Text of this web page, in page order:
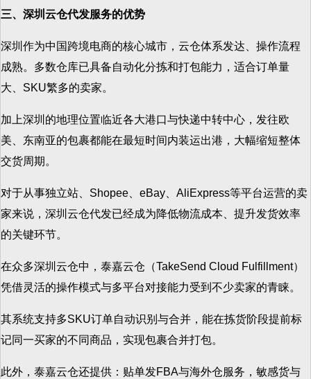
三、深圳云仓代发服务的优势
深圳作为中国跨境电商的核心城市，云仓体系发达、操作流程
成熟。多数仓库已具备自动化分拣和打包能力，适合订单量
大、SKU繁多的卖家。
加上深圳的地理位置临近各大港口与快递中转中心，发往欧
美、东南亚的包裹都能在最短时间内装运出港，大幅缩短整体
交货周期。
对于从事独立站、Shopee、eBay、AliExpress等平台运营的卖
家来说，深圳云仓代发已经成为降低物流成本、提升发货效率
的关键环节。
在众多深圳云仓中，泰嘉云仓（TakeSend Cloud Fulfillment）
凭借灵活的操作模式与多平台对接能力受到不少卖家的青睐。
其系统支持多SKU订单自动识别与合并，能在拣货阶段提前标
记同一买家的不同商品，实现包裹合并打包。
此外，泰嘉云仓还提供：贴单发FBA与海外仓服务，敏感货与